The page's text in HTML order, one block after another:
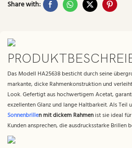
Share with:
Das Modell HA25638 besticht durch seine
markante, dicke Rahmenkonstruktion und
Look. Gefertigt aus hochwertigem Acetat,
exzellenten Glanz und lange Haltbarkeit. Als Teil
Sonnenbrillen mit dickem Rahmenist sie ideal
Kunden ansprechen, die ausdrucksstarke Brillen